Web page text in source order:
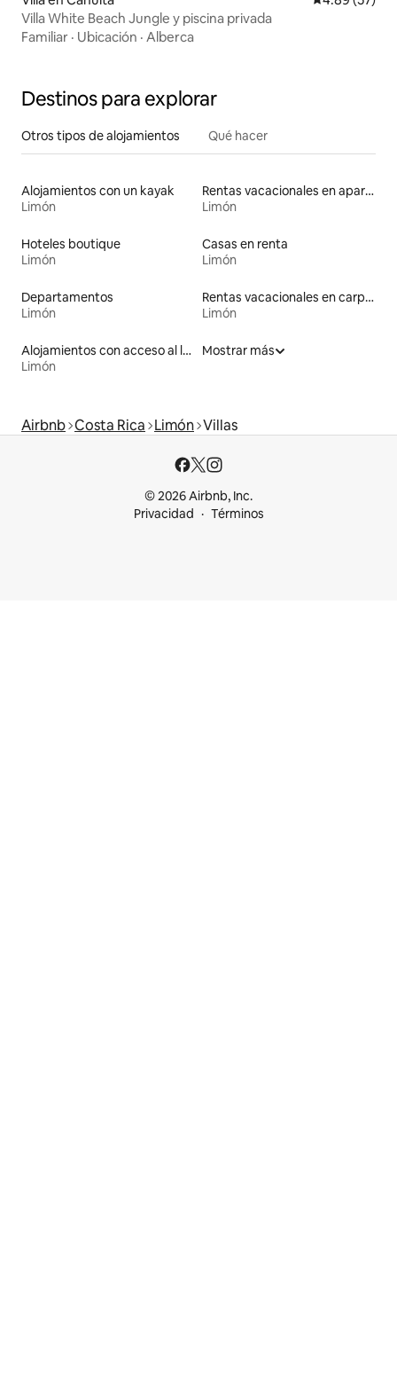
Villa White Beach Jungle y piscina privada
Familiar · Ubicación · Alberca
Destinos para explorar
Otros tipos de alojamientos Qué hacer
Alojamientos con un kayak
Limón
Rentas vacacionales en apartoteles
Limón
Hoteles boutique
Limón
Casas en renta
Limón
Departamentos
Limón
Rentas vacacionales en carpas
Limón
Alojamientos con acceso al lago
Limón
Mostrar más
Airbnb Costa Rica Limón Villas
© 2026 Airbnb, Inc.
Privacidad
Términos